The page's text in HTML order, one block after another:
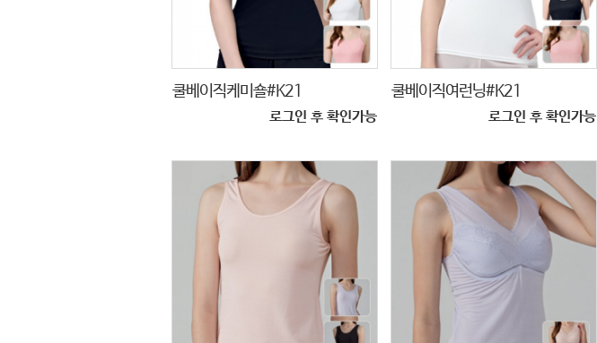
쿨베이직케미숄#K21
로그인 후 확인가능
쿨베이직여런닝#K21
로그인 후 확인가능